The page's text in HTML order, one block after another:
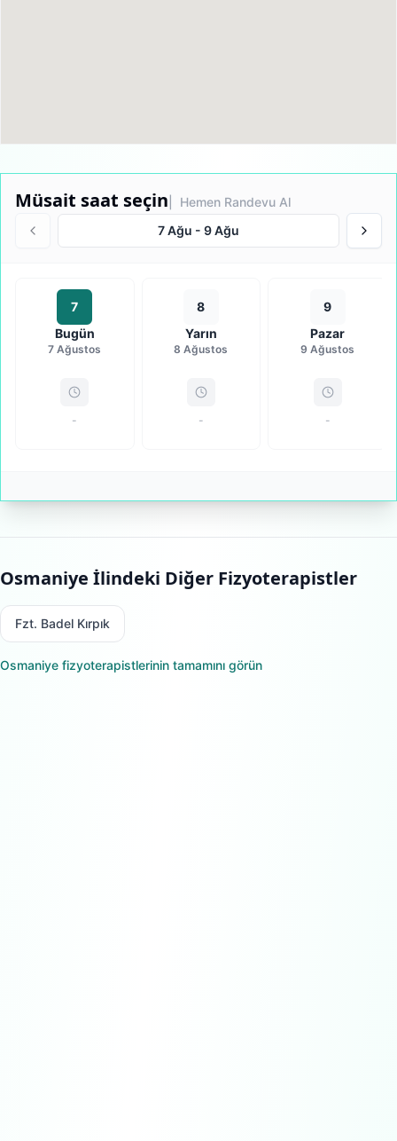
Müsait saat seçin | Hemen Randevu Al
7 Ağu - 9 Ağu
7
Bugün
7 Ağustos
-
8
Yarın
8 Ağustos
-
9
Pazar
9 Ağustos
-
Osmaniye İlindeki Diğer Fizyoterapistler
Fzt. Badel Kırpık
Osmaniye fizyoterapistlerinin tamamını görün